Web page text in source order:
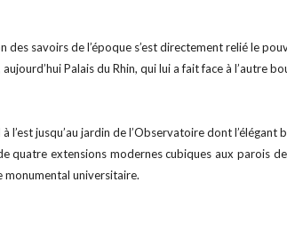
des savoirs de l’époque s’est directement relié le
Palais du Rhin, qui lui a fait face à l’autre
à l’est jusqu’au jardin de l’Observatoire dont
quatre extensions modernes cubiques aux parois
universitaire.